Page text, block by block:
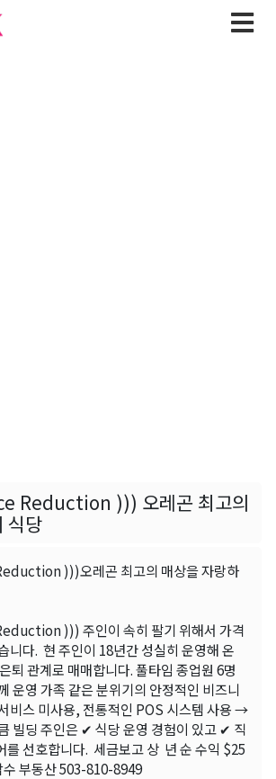
Reduction ))) 오레곤 최고의
식당
)))오레곤 최고의 매상을 자랑하
))) 주인이 속히 팔기 위해서 가격
니다. 현 주인이 18년간 성실히 운영해 온
퇴 관계로 매매합니다. 풀타임 종업원 6명
운영 가족 같은 분위기의 안정적인 비즈니
비스 미사용, 전통적인 POS 시스템 사용 →
빌딩 주인은 ✔ 식당 운영 경험이 있고 ✔ 직
를 선호합니다. 세금보고 상 년 순 수익 $25
부동산 503-810-8949